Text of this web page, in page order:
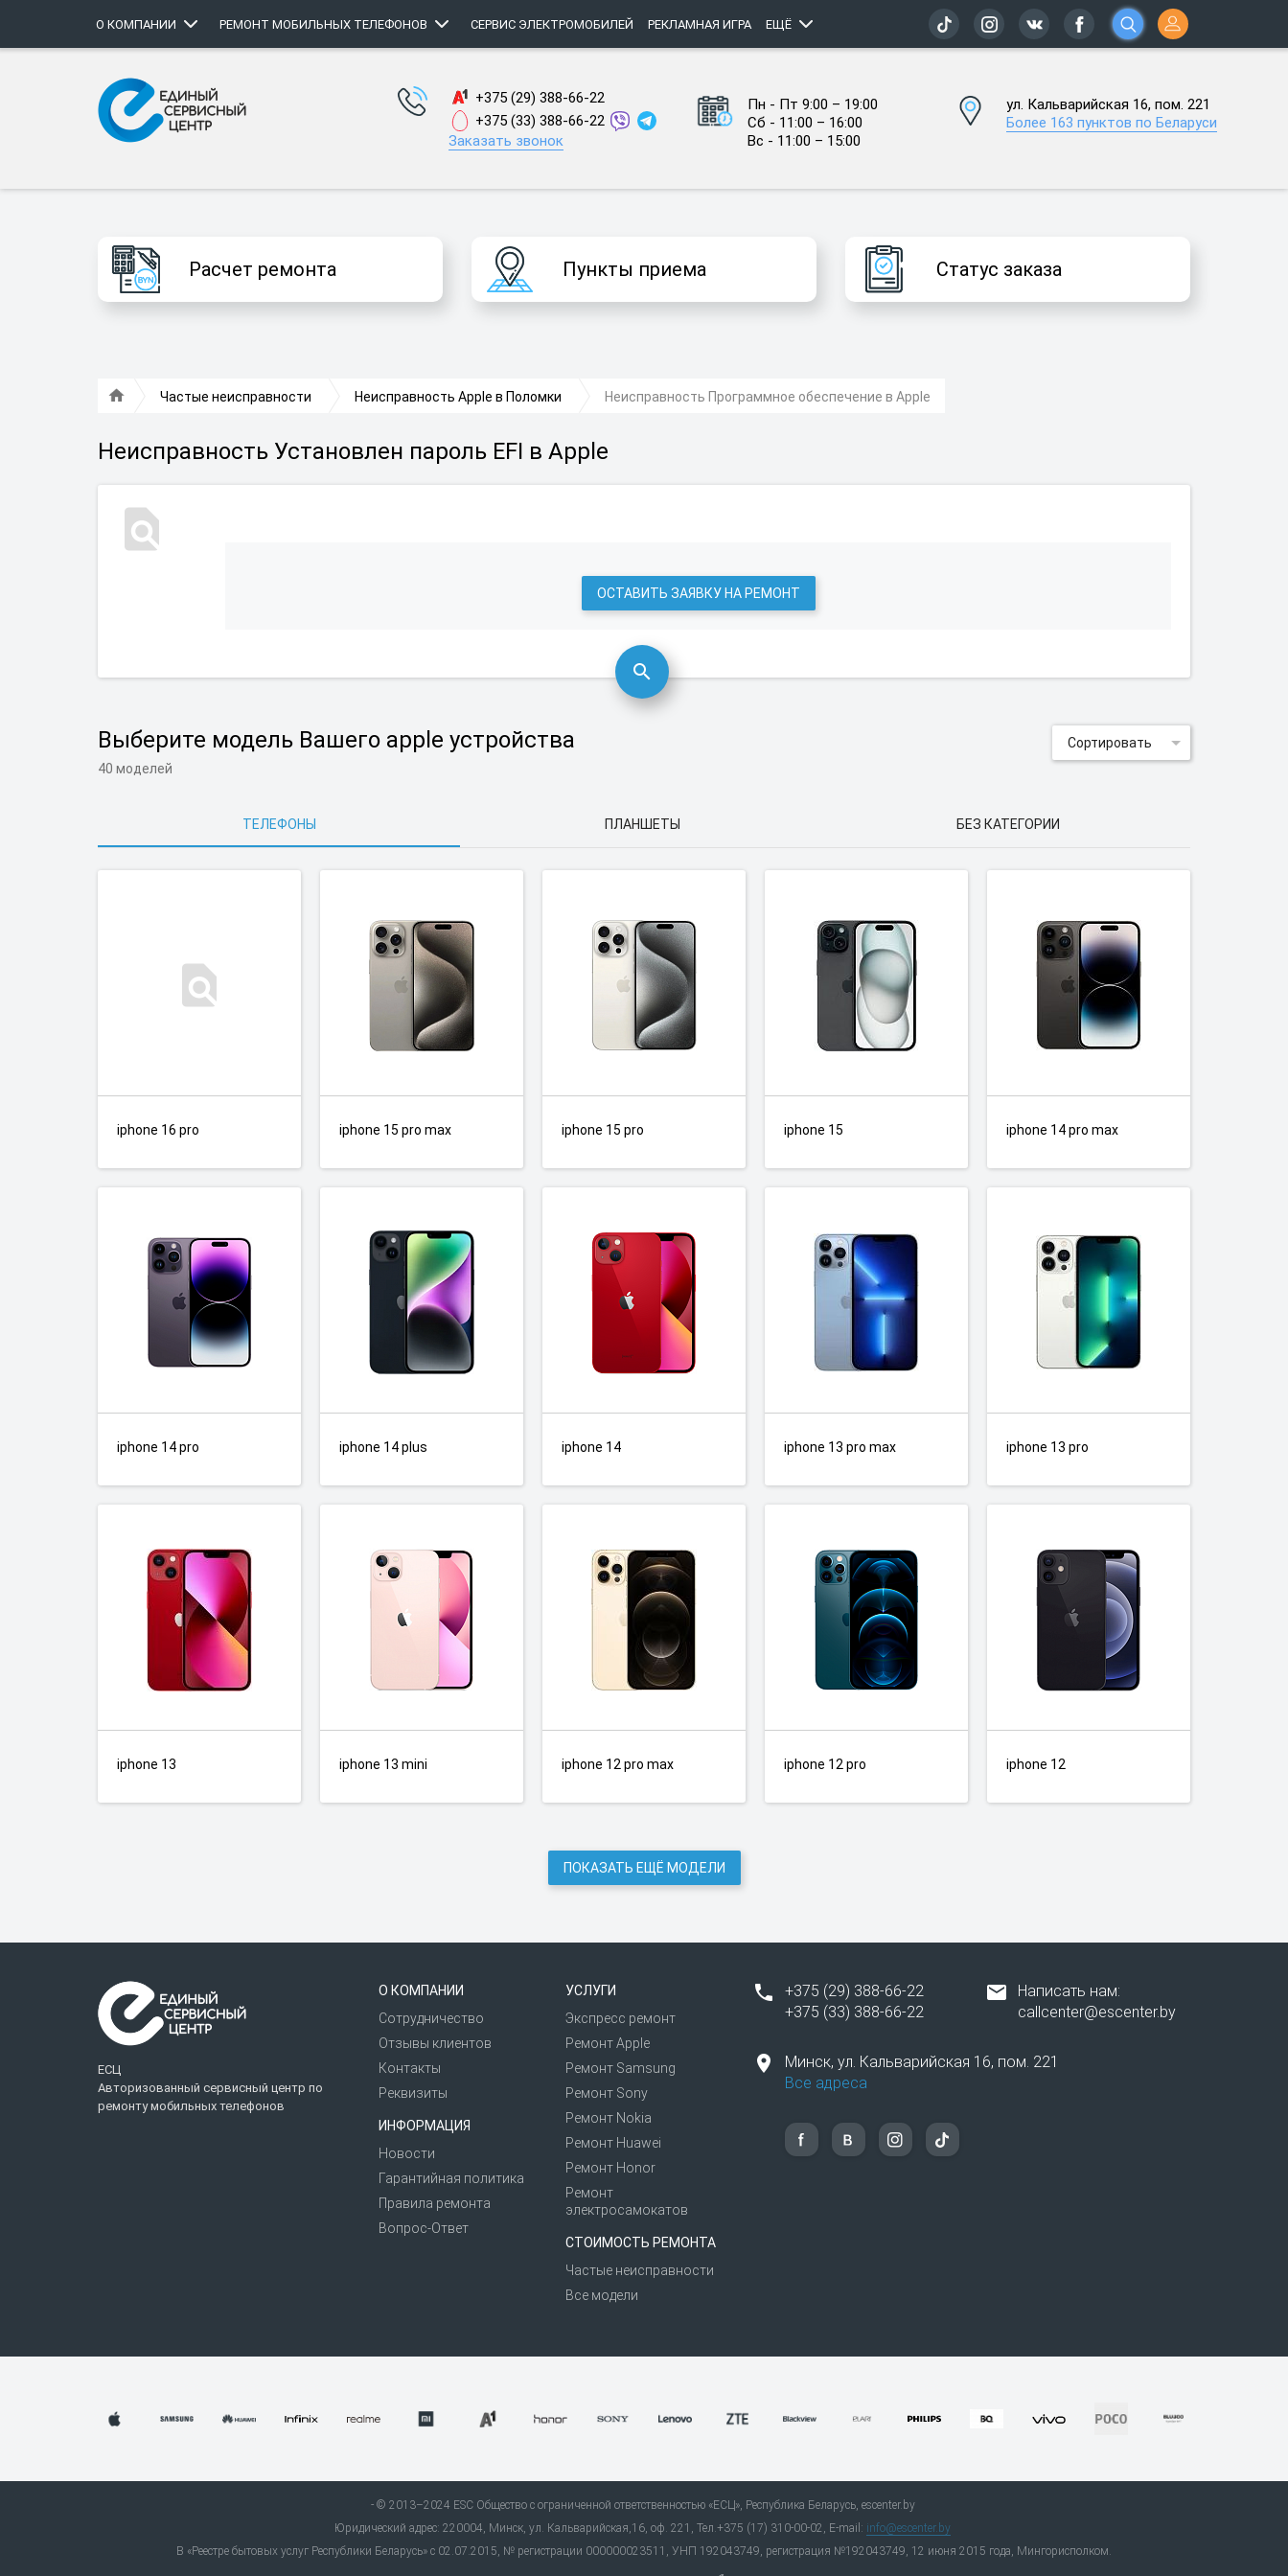
О КОМПАНИИ РЕМОНТ МОБИЛЬНЫХ ТЕЛЕФОНОВ СЕРВИС ЭЛЕКТРОМОБИЛЕЙ РЕКЛАМНАЯ ИГРА ЕЩЁ
+375 (29) 388-66-22
+375 (33) 388-66-22
Заказать звонок
Пн - Пт 9:00 – 19:00
Сб - 11:00 – 16:00
Вс - 11:00 – 15:00
ул. Кальварийская 16, пом. 221
Более 163 пунктов по Беларуси
Расчет ремонта Пункты приема Статус заказа
Частые неисправности Неисправность Apple в Поломки Неисправность Программное обеспечение в Apple
Неисправность Установлен пароль EFI в Apple
ОСТАВИТЬ ЗАЯВКУ НА РЕМОНТ
Выберите модель Вашего apple устройства
40 моделей
Сортировать
ТЕЛЕФОНЫ ПЛАНШЕТЫ БЕЗ КАТЕГОРИИ
iphone 16 pro iphone 15 pro max iphone 15 pro iphone 15 iphone 14 pro max
iphone 14 pro iphone 14 plus iphone 14 iphone 13 pro max iphone 13 pro
iphone 13 iphone 13 mini iphone 12 pro max iphone 12 pro iphone 12
ПОКАЗАТЬ ЕЩЁ МОДЕЛИ
ЕСЦ
Авторизованный сервисный центр по
ремонту мобильных телефонов
О КОМПАНИИ
Сотрудничество
Отзывы клиентов
Контакты
Реквизиты
ИНФОРМАЦИЯ
Новости
Гарантийная политика
Правила ремонта
Вопрос-Ответ
УСЛУГИ
Экспресс ремонт
Ремонт Apple
Ремонт Samsung
Ремонт Sony
Ремонт Nokia
Ремонт Huawei
Ремонт Honor
Ремонт
электросамокатов
СТОИМОСТЬ РЕМОНТА
Частые неисправности
Все модели
+375 (29) 388-66-22
+375 (33) 388-66-22
Написать нам:
callcenter@escenter.by
Минск, ул. Кальварийская 16, пом. 221
Все адреса
© 2013–2024 ESC Общество с ограниченной ответственностью «ЕСЦ», Республика Беларусь, escenter.by
Юридический адрес: 220004, Минск, ул. Кальварийская,16, оф. 221, Тел.+375 (17) 310-00-02, E-mail: info@escenter.by
В «Реестре бытовых услуг Республики Беларусь» с 02.07.2015, № регистрации 000000023511, УНП 192043749, регистрация №192043749, 12 июня 2015 года, Мингорисполком.